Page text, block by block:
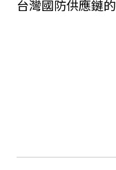
台灣國防供應鏈的